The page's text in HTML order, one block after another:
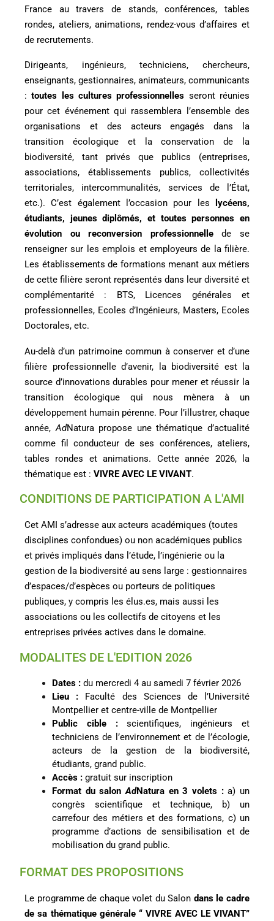
France au travers de stands, conférences, tables
rondes, ateliers, animations, rendez-vous d’affaires et
de recrutements.
Dirigeants, ingénieurs, techniciens, chercheurs,
enseignants, gestionnaires, animateurs, communicants
:toutes les cultures professionnelles seront réunies
pour cet événement qui rassemblera l’ensemble des
organisations et des acteurs engagés dans la
transition écologique et la conservation de la
biodiversité, tant privés que publics (entreprises,
associations, établissements publics, collectivités
territoriales, intercommunalités, services de l’État,
etc.). C’est également l’occasion pour les
lycéens,
étudiants, jeunes diplômés, et toutes personnes en
évolution ou reconversion professionnellede se
renseigner sur les emplois et employeurs de la filière.
Les établissements de formations menant aux métiers
de cette filière seront représentés dans leur diversité et
complémentarité : BTS, Licences générales et
professionnelles, Ecoles d’Ingénieurs, Masters, Ecoles
Doctorales, etc.
Au-delà d’un patrimoine commun à conserver et d’une
filière professionnelle d’avenir, la biodiversité est la
source d’innovations durables pour mener et réussir la
transition écologique qui nous mènera à un
développement humain pérenne. Pour l’illustrer, chaque
année, AdNatura propose une thématique d’actualité
comme fil conducteur de ses conférences, ateliers,
tables rondes et animations. Cette année 2026, la
thématique est : VIVRE AVEC LE VIVANT.
CONDITIONS DE PARTICIPATION A L'AMI
Cet AMI s’adresse aux acteurs académiques (toutes
disciplines confondues) ou non académiques publics
et privés impliqués dans ’étude, l’ingénierie ou la
gestion de la biodiversité au sens large : gestionnaires
d’espaces/d’espèces ou porteurs de politiques
publiques, y compris les élus.es, mais aussi les
associations ou les collectifs de citoyens et les
entreprises privées actives dans le domaine.
MODALITES DE L'EDITION 2026
Dates : du mercredi 4 au samedi 7 février 2026
Lieu : Faculté des Sciences de l’Université
Montpellier et centre-ville de Montpellier
Public cible:scientifiques, ingénieurs et
techniciens de l’environnement et de l’écologie,
acteurs de la gestion de la biodiversité,
étudiants, grand public.
Accès : gratuit sur inscription
Format du salon AdNatura en 3 volets :a) un
congrès scientifique et technique, b) un
carrefour des métiers et des formations, c) un
programme d’actions de sensibilisation et de
mobilisation du grand public.
FORMAT DES PROPOSITIONS
Le programme de chaque volet du Salon dans le cadre
de sa thématique générale “ VIVRE AVEC LE VIVANT”